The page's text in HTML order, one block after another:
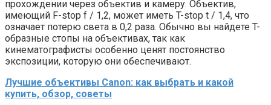
прохождении через объектив и камеру. Объектив,
имеющий F-stop f / 1,2, может иметь T-stop t / 1,4, что
означает потерю света в 0,2 раза. Обычно вы найдете T-
образные стопы на объективах, так как
кинематографисты особенно ценят постоянство
экспозиции, которую они обеспечивают.
Лучшие объективы Canon: как выбрать и какой
купить, обзор, советы